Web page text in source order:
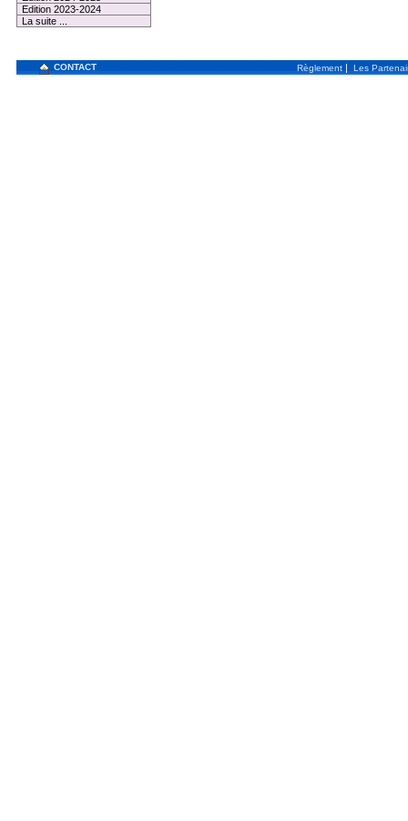
Edition 2023-2024
La suite ...
CONTACT Règlement | Les